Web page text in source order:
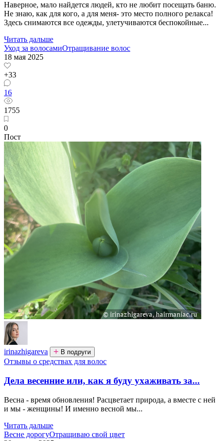
Наверное, мало найдется людей, кто не любит посещать баню.
Не знаю, как для кого, а для меня- это место полного релакса!
Здесь снимаются все одежды, улетучиваются беспокойные...
Читать дальше
Уход за волосамиОтращивание волос
18 мая 2025
+33
16
1755
0
Пост
irinazhigareva В подруги
Отзывы о средствах для волос
Дела весенние или, как я буду ухаживать за...
Весна - время обновления! Расцветает природа, а вместе с ней
и мы - женщины! И именно весной мы...
Читать дальше
Весне дорогуОтращиваю свой цвет